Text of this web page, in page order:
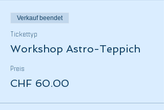
Verkauf beendet
Tickettyp
Workshop Astro-Teppich
Preis
CHF 60.00